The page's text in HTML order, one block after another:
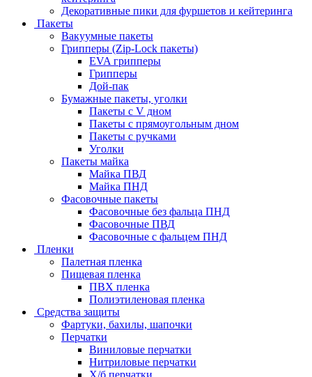
Декоративные пики для фуршетов и кейтеринга
Пакеты
Вакуумные пакеты
Грипперы (Zip-Lock пакеты)
EVA грипперы
Грипперы
Дой-пак
Бумажные пакеты, уголки
Пакеты с V дном
Пакеты с прямоугольным дном
Пакеты с ручками
Уголки
Пакеты майка
Майка ПВД
Майка ПНД
Фасовочные пакеты
Фасовочные без фальца ПНД
Фасовочные ПВД
Фасовочные с фальцем ПНД
Пленки
Палетная пленка
Пищевая пленка
ПВХ пленка
Полиэтиленовая пленка
Средства защиты
Фартуки, бахилы, шапочки
Перчатки
Виниловые перчатки
Нитриловые перчатки